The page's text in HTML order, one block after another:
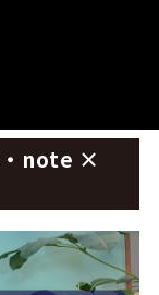
・note ×